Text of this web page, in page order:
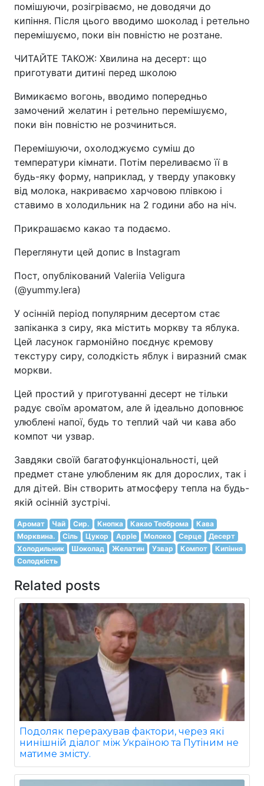
помішуючи, розігріваємо, не доводячи до
кипіння. Після цього вводимо шоколад і ретельно
перемішуємо, поки він повністю не розтане.
ЧИТАЙТЕ ТАКОЖ: Хвилина на десерт: що
приготувати дитині перед школою
Вимикаємо вогонь, вводимо попередньо
замочений желатин і ретельно перемішуємо,
поки він повністю не розчиниться.
Перемішуючи, охолоджуємо суміш до
температури кімнати. Потім переливаємо її в
будь-яку форму, наприклад, у тверду упаковку
від молока, накриваємо харчовою плівкою і
ставимо в холодильник на 2 години або на ніч.
Прикрашаємо какао та подаємо.
Переглянути цей допис в Instagram
Пост, опублікований Valeriia Veligura
(@yummy.lera)
У осінній період популярним десертом стає
запіканка з сиру, яка містить моркву та яблука.
Цей ласунок гармонійно поєднує кремову
текстуру сиру, солодкість яблук і виразний смак
моркви.
Цей простий у приготуванні десерт не тільки
радує своїм ароматом, але й ідеально доповнює
улюблені напої, будь то теплий чай чи кава або
компот чи узвар.
Завдяки своїй багатофункціональності, цей
предмет стане улюбленим як для дорослих, так і
для дітей. Він створить атмосферу тепла на будь-
якій осінній зустрічі.
Аромат Чай Сир. Кнопка Какао Теоброма
Кава
Морквина.
Сіль Цукор Apple Молоко Серце
Десерт
Холодильник
Шоколад Желатин Узвар Компот
Кипіння
Солодкість
Related posts
Подоляк перерахував фактори, через які
нинішній діалог між Україною та Путіним не
матиме змісту.